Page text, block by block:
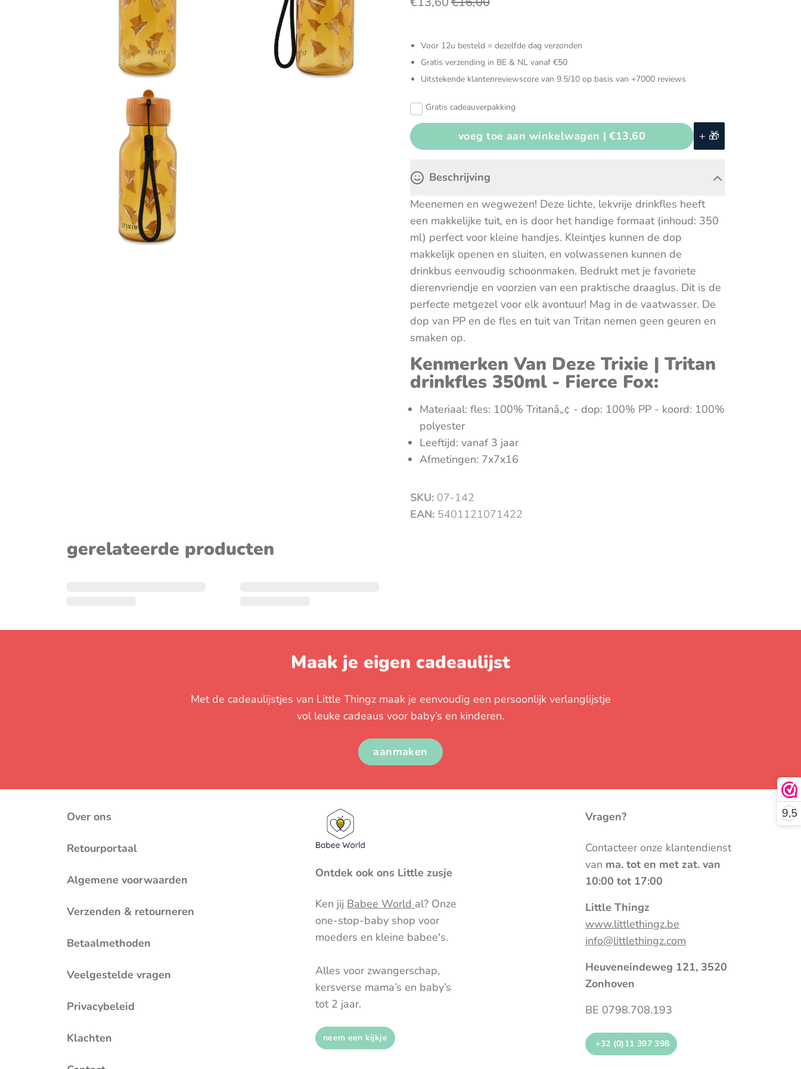
9,5
Muziektrekker & -mobielen Verzorgingstassen
Wagenspanners
Zonneschermen & autoaccesoires
Sensorisch speelgoed
voertuigen
Spellen
Voor 12u besteld = dezelfde dag verzonden
Gratis verzending in BE & NL vanaf €50
Uitstekende klantenreviewscore van 9.5/10 op basis van +7000 reviews
Gratis cadeauverpakking
voeg toe aan winkelwagen | €13,60 + 🎁
Beschrijving
Meenemen en wegwezen! Deze lichte, lekvrije drinkfles heeft
een makkelijke tuit, en is door het handige formaat (inhoud: 350
ml) perfect voor kleine handjes. Kleintjes kunnen de dop
makkelijk openen en sluiten, en volwassenen kunnen de
drinkbus eenvoudig schoonmaken. Bedrukt met je favoriete
dierenvriendje en voorzien van een praktische draaglus. Dit is de
perfecte metgezel voor elk avontuur! Mag in de vaatwasser. De
dop van PP en de fles en tuit van Tritan nemen geen geuren en
smaken op.
Kenmerken Van Deze Trixie | Tritan
drinkfles 350ml - Fierce Fox:
Materiaal: fles: 100% Tritanâ„¢ - dop: 100% PP - koord: 100%
polyester
Leeftijd: vanaf 3 jaar
Afmetingen: 7x7x16
SKU: 07-142
EAN: 5401121071422
gerelateerde producten
Maak je eigen cadeaulijst
Met de cadeaulijstjes van Little Thingz maak je eenvoudig een persoonlijk verlanglijstje
vol leuke cadeaus voor baby’s en kinderen.
aanmaken
Over ons
Retourportaal
Algemene voorwaarden
Verzenden & retourneren
Betaalmethoden
Veelgestelde vragen
Privacybeleid
Klachten
Ontdek ook ons Little zusje
Ken jij Babee World al? Onze
one-stop-baby shop voor
moeders en kleine babee's.
Alles voor zwangerschap,
kersverse mama’s en baby’s
tot 2 jaar.
neem een kijkje
Vragen?
Contacteer onze klantendienst
van ma. tot en met zat. van
10:00 tot 17:00
Little Thingz
www.littlethingz.be
info@littlethingz.com
Heuveneindeweg 121, 3520
Zonhoven
BE 0798.708.193
+32 (0)11 397 398